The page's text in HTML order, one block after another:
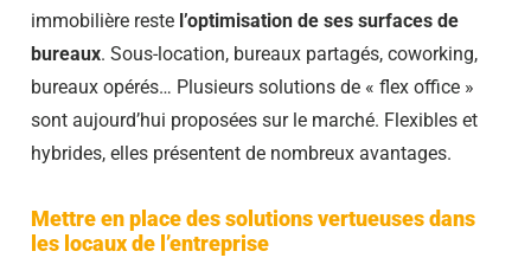
immobilière reste l’optimisation de ses surfaces de
bureaux. Sous-location, bureaux partagés, coworking,
bureaux opérés… Plusieurs solutions de « flex office »
sont aujourd’hui proposées sur le marché. Flexibles et
hybrides, elles présentent de nombreux avantages.
Mettre en place des solutions vertueuses dans
les locaux de l’entreprise